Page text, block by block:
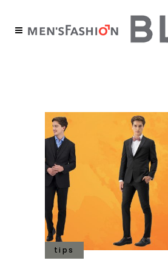
tips